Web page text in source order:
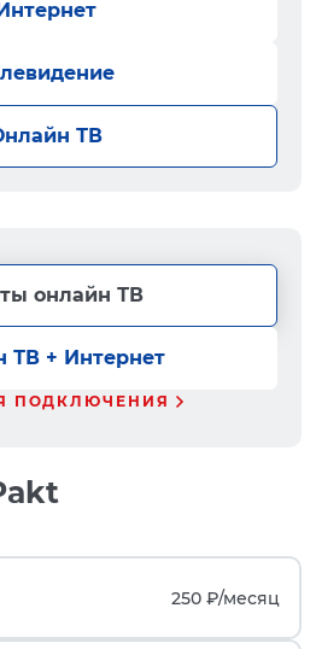
ТВ
онлайн ТВ
ТВ + Интернет
ПОДКЛЮЧЕНИЯ
250 ₽/месяц